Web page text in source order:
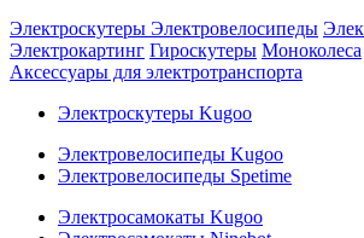
Электроскутеры Электровелосипеды
Электрокартинг Гироскутеры Моноколеса
Аксессуары для электротранспорта
Электроскутеры Kugoo
Электровелосипеды Kugoo
Электровелосипеды Spetime
Электросамокаты Kugoo